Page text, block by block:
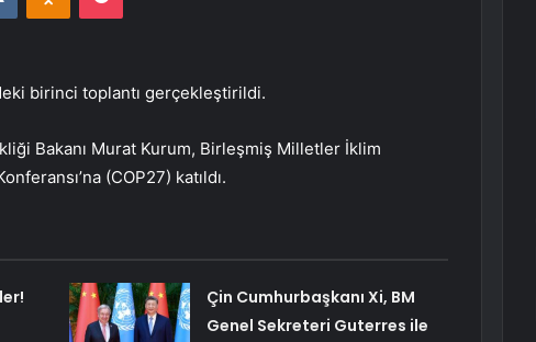
birinci toplantı gerçekleştirildi.
Bakanı Murat Kurum, Birleşmiş Milletler İklim
(COP27) katıldı.
Çin Cumhurbaşkanı Xi, BM
Genel Sekreteri Guterres ile